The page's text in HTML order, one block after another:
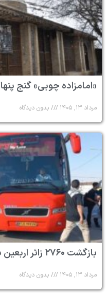
«امامزاده چوبی» گنج
مرداد ۱۳, ۱۴۰۵ بدون دیدگاه
بازگشت ۲۷۶۰ زائر اربعین به استان البرز
مرداد ۱۳, ۱۴۰۵ بدون دیدگاه